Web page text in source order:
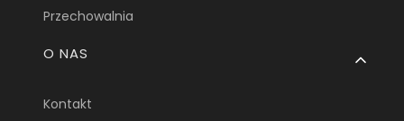
Przechowalnia
O NAS
Kontakt